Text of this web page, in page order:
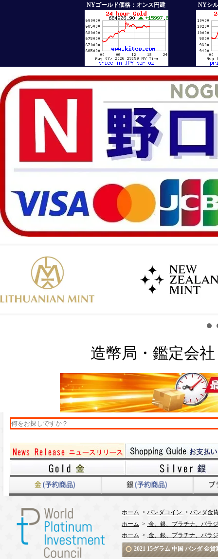
NYゴールド価格：オンス円建 NYシ
造幣局・鑑定会
ホーム > パンダコイン > パンダ金
ホーム > 金、銀、プラチナ、パラ
ホーム > 金、銀、プラチナ、パラ
2021 15グラム 中国 パンダ 金